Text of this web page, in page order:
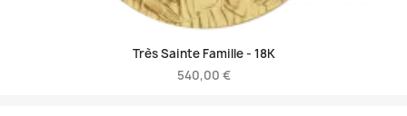
Très Sainte Famille - 18K
540,00 €